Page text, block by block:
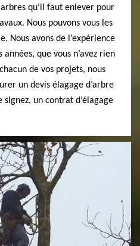
qu’il faut enlever pour
Nous pouvons vous les
Nous avons de l’expérience
que vous n’avez rien
de vos projets, nous
un devis élagage d’arbre
un contrat d’élagage